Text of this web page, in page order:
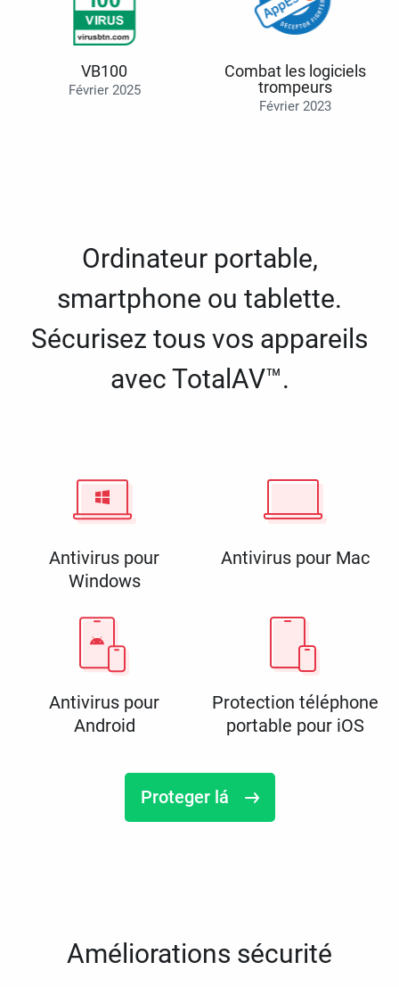
VB100
Février 2025
Combat les logiciels
trompeurs
Février 2023
Ordinateur portable,
smartphone ou tablette.
Sécurisez tous vos appareils
avec TotalAV™.
Antivirus pour
Windows
Antivirus pour Mac
Antivirus pour
Android
Protection téléphone
portable pour iOS
Proteger lá
Améliorations sécurité